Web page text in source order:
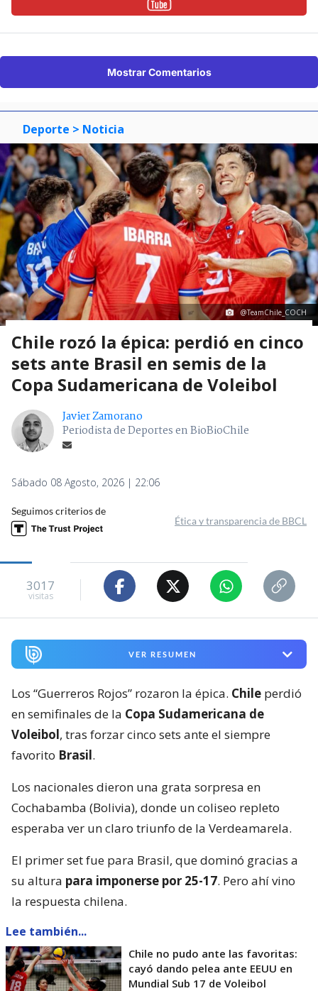
Mostrar Comentarios
Deporte > Noticia
@TeamChile_COCH
Chile rozó la épica: perdió en cinco
sets ante Brasil en semis de la
Copa Sudamericana de Voleibol
Javier Zamorano
Periodista de Deportes en BioBioChile
Sábado 08 Agosto, 2026 | 22:06
Seguimos criterios de
Ética y transparencia de BBCL
3017
visitas
VER RESUMEN
Los “Guerreros Rojos” rozaron la épica. Chile perdió
en semifinales de la Copa Sudamericana de
Voleibol, tras forzar cinco sets ante el siempre
favorito Brasil.
Los nacionales dieron una grata sorpresa en
Cochabamba (Bolivia), donde un coliseo repleto
esperaba ver un claro triunfo de la Verdeamarela.
El primer set fue para Brasil, que dominó gracias a
su altura para imponerse por 25-17. Pero ahí vino
la respuesta chilena.
Lee también...
Chile no pudo ante las favoritas:
cayó dando pelea ante EEUU en
Mundial Sub 17 de Voleibol